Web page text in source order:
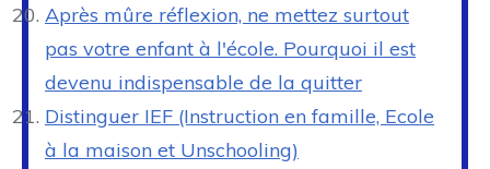
Après mûre réflexion, ne mettez surtout
pas votre enfant à l'école. Pourquoi il est
devenu indispensable de la quitter
Distinguer IEF (Instruction en famille, Ecole
à la maison et Unschooling)